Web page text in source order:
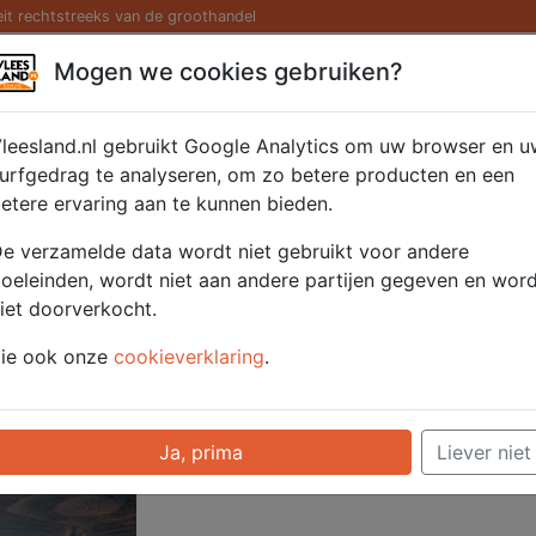
rechtstreeks van de groothandel
Kaas/ Zuivel Saté/ Barbecue Diversen
Speklap 2 x
Categorie
Gezellig - Gezellig
Selecteer hier uw afhaalpunt
Mogen we cookies gebruiken?
gebruikt Google Analytics om uw browser en
te analyseren, om zo betere producten en een
ervaring aan te kunnen bieden.
verzamelde data wordt niet gebruikt voor andere
wordt niet aan andere partijen gegeven en
doorverkocht.
ook onze cookieverklaring.
Ja, prima Liever niet